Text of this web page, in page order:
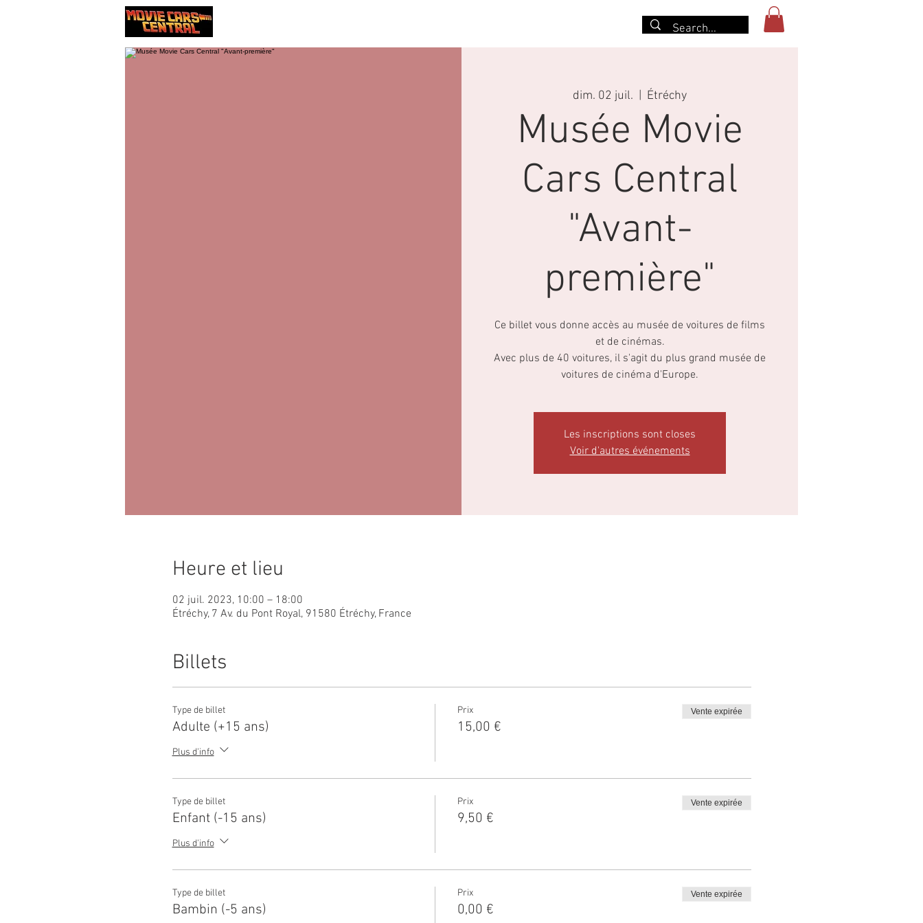
dim. 02 juil.
  |
Étréchy
Musée Movie
Cars Central
"Avant-
première"
Ce billet vous donne accès au musée de voitures de films
et de cinémas.
Avec plus de 40 voitures, il s'agit du plus grand musée de
voitures de cinéma d'Europe.
Les inscriptions sont closes
Voir d'autres événements
Heure et lieu
02 juil. 2023, 10:00 – 18:00
Étréchy, 7 Av. du Pont Royal, 91580 Étréchy, France
Billets
Type de billet
Adulte (+15 ans)
Plus d'info
Prix
15,00 €
Vente expirée
Type de billet
Enfant (-15 ans)
Plus d'info
Prix
9,50 €
Vente expirée
Type de billet
Bambin (-5 ans)
Prix
0,00 €
Vente expirée